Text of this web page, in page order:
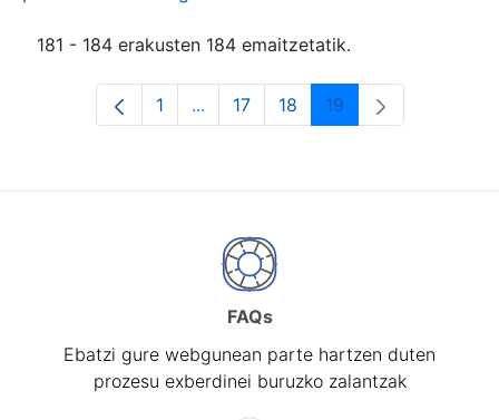
181 - 184 erakusten 184 emaitzetatik.
Orrialdea
1 ...Intermediate Pages Use TAB to
Orrialdea
17 Orrialdea
18 Orrialdea
19
FAQs
Ebatzi gure webgunean parte hartzen duten
prozesu exberdinei buruzko zalantzak